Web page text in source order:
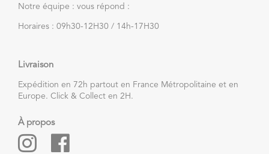
Notre équipe : vous répond :
Horaires : 09h30-12H30 / 14h-17H30
Livraison
Expédition en 72h partout en France Métropolitaine et en
Europe. Click & Collect en 2H.
À propos